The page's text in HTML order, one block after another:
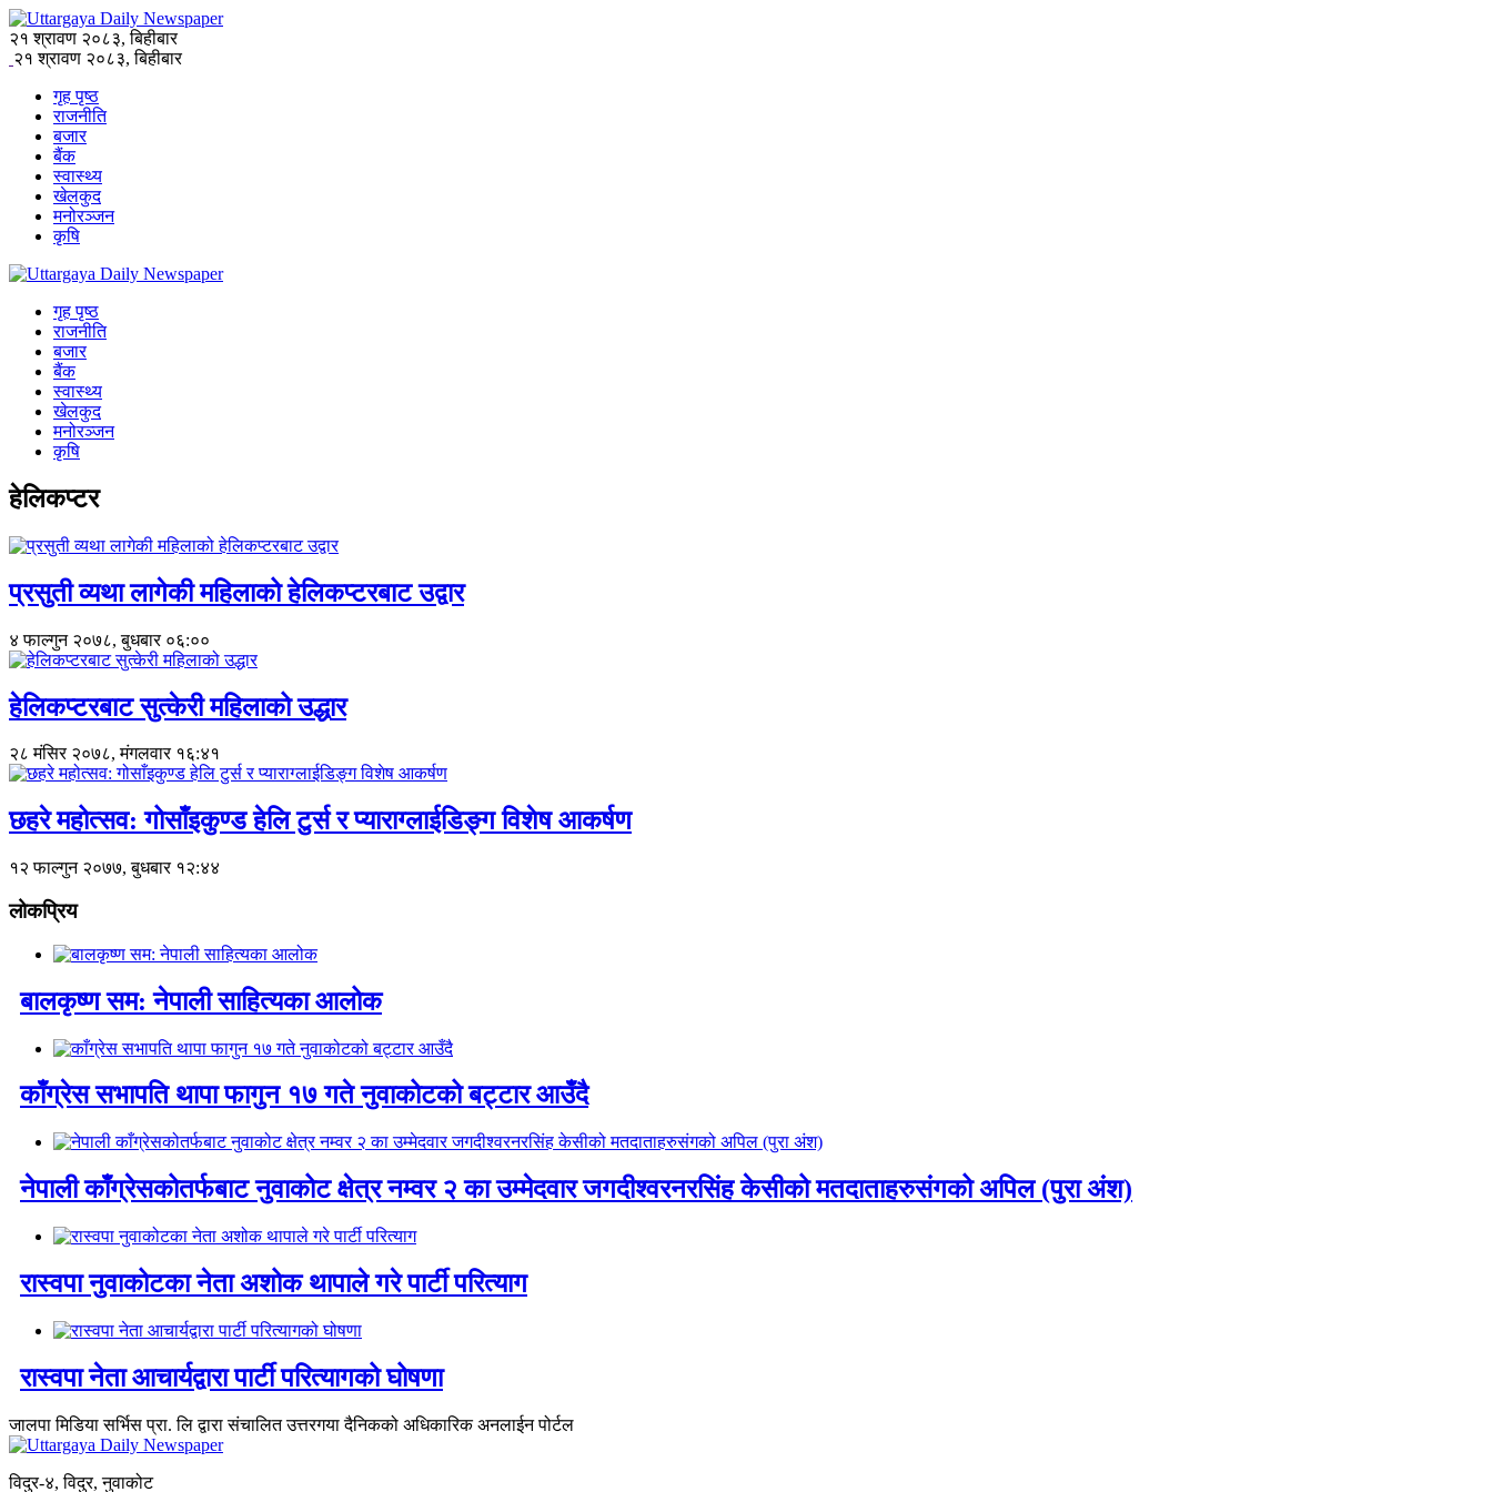
२१ श्रावण २०८३, बिहीबार
२१ श्रावण २०८३, बिहीबार
गृह पृष्ठ
राजनीति
बजार
बैंक
स्वास्थ्य
खेलकुद
मनोरञ्जन
कृषि
गृह पृष्ठ
राजनीति
बजार
बैंक
स्वास्थ्य
खेलकुद
मनोरञ्जन
कृषि
हेलिकप्टर
प्रसुती व्यथा लागेकी महिलाको हेलिकप्टरबाट उद्वार
४ फाल्गुन २०७८, बुधबार ०६:००
हेलिकप्टरबाट सुत्केरी महिलाको उद्धार
२८ मंसिर २०७८, मंगलवार १६:४१
छहरे महोत्सव: गोसाँइकुण्ड हेलि टुर्स र प्याराग्लाईडिङ्ग विशेष आकर्षण
१२ फाल्गुन २०७७, बुधबार १२:४४
लोकप्रिय
बालकृष्ण सम: नेपाली साहित्यका आलोक
काँग्रेस सभापति थापा फागुन १७ गते नुवाकोटको बट्टार आउँदै
नेपाली काँग्रेसकोतर्फबाट नुवाकोट क्षेत्र नम्वर २ का उम्मेदवार जगदीश्वरनरसिंह केसीको मतदाताहरुसंगको अपिल (पुरा अंश)
रास्वपा नुवाकोटका नेता अशोक थापाले गरे पार्टी परित्याग
रास्वपा नेता आचार्यद्वारा पार्टी परित्यागको घोषणा
जालपा मिडिया सर्भिस प्रा. लि द्वारा संचालित उत्तरगया दैनिकको अधिकारिक अनलाईन पोर्टल
विदुर-४, विदुर, नुवाकोट